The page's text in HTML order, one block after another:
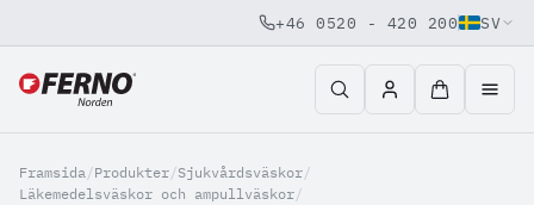
Jump to content
+46 0520 - 420 200 SV
Framsida/Produkter/Sjukvårdsväskor/
Läkemedelsväskor och ampullväskor/